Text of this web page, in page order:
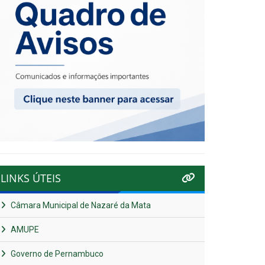
LINKS ÚTEIS
Câmara Municipal de Nazaré da Mata
AMUPE
Governo de Pernambuco